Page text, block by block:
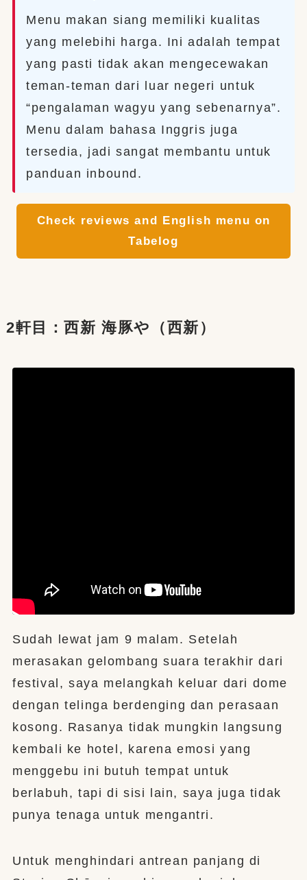
Menu makan siang memiliki kualitas
yang melebihi harga. Ini adalah tempat
yang pasti tidak akan mengecewakan
teman-teman dari luar negeri untuk
“pengalaman wagyu yang sebenarnya”.
Menu dalam bahasa Inggris juga
tersedia, jadi sangat membantu untuk
panduan inbound.
Check reviews and English menu on
Tabelog
2軒目：西新 海豚や（西新）
Sudah lewat jam 9 malam. Setelah
merasakan gelombang suara terakhir dari
festival, saya melangkah keluar dari dome
dengan telinga berdenging dan perasaan
kosong. Rasanya tidak mungkin langsung
kembali ke hotel, karena emosi yang
menggebu ini butuh tempat untuk
berlabuh, tapi di sisi lain, saya juga tidak
punya tenaga untuk mengantri.
Untuk menghindari antrean panjang di